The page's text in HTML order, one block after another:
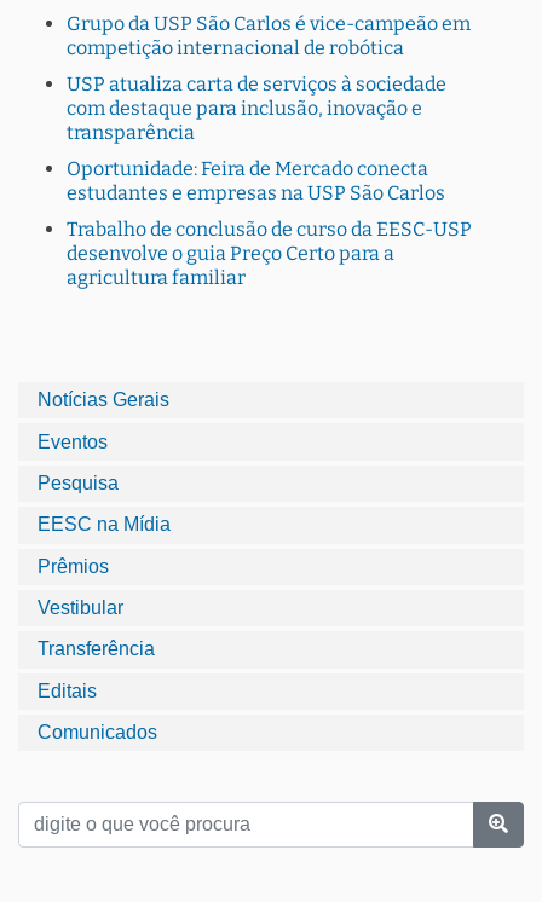
Grupo da USP São Carlos é vice-campeão em
competição internacional de robótica
USP atualiza carta de serviços à sociedade
com destaque para inclusão, inovação e
transparência
Oportunidade: Feira de Mercado conecta
estudantes e empresas na USP São Carlos
Trabalho de conclusão de curso da EESC-USP
desenvolve o guia Preço Certo para a
agricultura familiar
Notícias Gerais
Eventos
Pesquisa
EESC na Mídia
Prêmios
Vestibular
Transferência
Editais
Comunicados